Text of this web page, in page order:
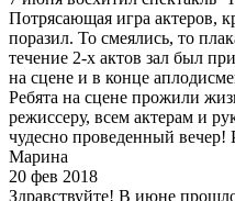
Потрясающая игра актеров,
поразил. То смеялись, то
течение 2-х актов зал был
на сцене и в конце
Ребята на сцене прожили
режиссеру, всем актерам и
чудесно проведенный вечер!
Марина
20 фев 2018
Здравствуйте! В июне